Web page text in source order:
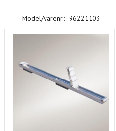
Model/varenr.: 96221103